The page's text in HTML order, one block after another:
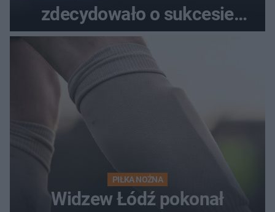
zdecydowało o sukcesie
gości
PIŁKA NOŻNA
Widzew Łódź pokonał